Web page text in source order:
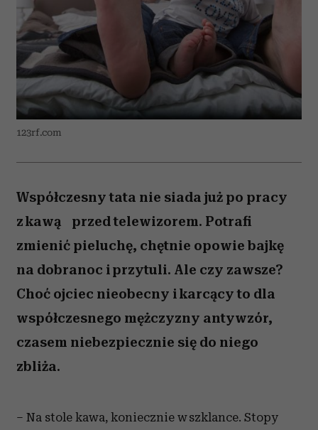
123rf.com
Współczesny tata nie siada już po pracy
z kawą przed telewizorem. Potrafi
zmienić pieluchę, chętnie opowie bajkę
na dobranoc i przytuli. Ale czy zawsze?
Choć ojciec nieobecny i karcący to dla
współczesnego mężczyzny antywzór,
czasem niebezpiecznie się do niego
zbliża.
– Na stole kawa, koniecznie w szklance. Stopy